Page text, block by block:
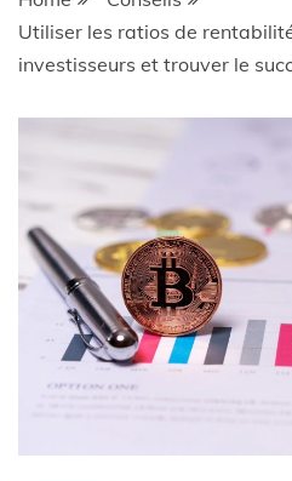
Utiliser les ratios de
investisseurs et trouver le